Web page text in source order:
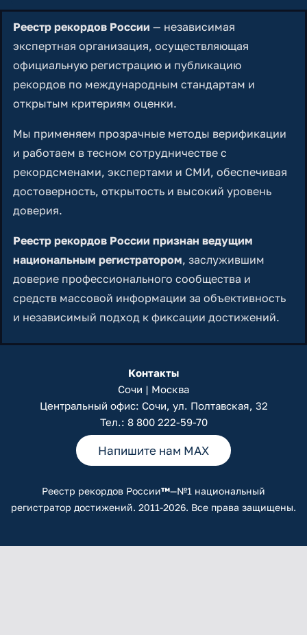
Реестр рекордов России — независимая
экспертная организация, осуществляющая
официальную регистрацию и публикацию
рекордов по международным стандартам и
открытым критериям оценки.
Мы применяем прозрачные методы верификации
и работаем в тесном сотрудничестве с
рекордсменами, экспертами и СМИ, обеспечивая
достоверность, открытость и высокий уровень
доверия.
Реестр рекордов России признан ведущим
национальным регистратором, заслужившим
доверие профессионального сообщества и
средств массовой информации за объективность
и независимый подход к фиксации достижений.
Контакты
Сочи | Москва
Центральный офис: Сочи, ул. Полтавская, 32
Тел.: 8 800 222-59-70
Напишите нам MAX
Реестр рекордов России™—№1 национальный
регистратор достижений. 2011-2026. Все права защищены.